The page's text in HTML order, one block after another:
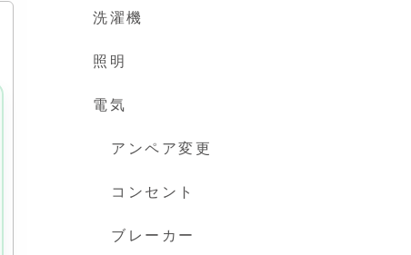
洗濯機
照明
電気
アンペア変更
コンセント
ブレーカー